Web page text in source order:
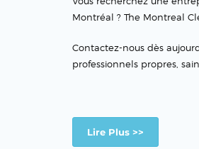
Montréal ? The Montreal
Contactez-nous dès
professionnels propres,
Lire Plus >>